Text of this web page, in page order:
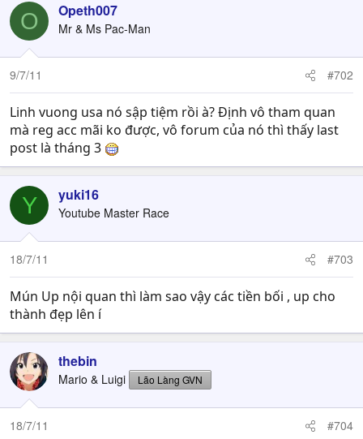
O Opeth007
Mr & Ms Pac-Man
9/7/11 #702
Linh vuong usa nó sập tiệm rồi à? Định vô tham quan
mà reg acc mãi ko được, vô forum của nó thì thấy last
post là tháng 3
Y yuki16
Youtube Master Race
18/7/11 #703
Mún Up nội quan thì làm sao vậy các tiền bối , up cho
thành đẹp lên í
thebin
Mario & Luigi Lão Làng GVN
18/7/11 #704